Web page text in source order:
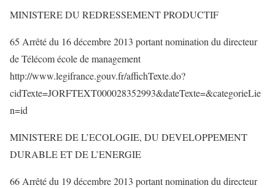
MINISTERE DU REDRESSEMENT PRODUCTIF
65 Arrêté du 16 décembre 2013 portant nomination du directeur
de Télécom école de management
http://www.legifrance.gouv.fr/affichTexte.do?
cidTexte=JORFTEXT000028352993&dateTexte=&categorieLie
n=id
MINISTERE DE L’ECOLOGIE, DU DEVELOPPEMENT
DURABLE ET DE L’ENERGIE
66 Arrêté du 19 décembre 2013 portant nomination du directeur